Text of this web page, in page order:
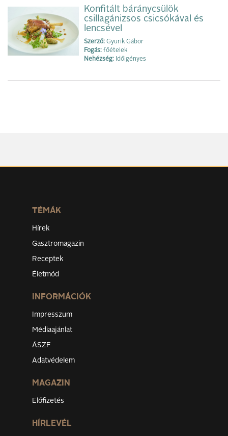
Konfitált báránycsülök
csillagánizsos csicsókával és
lencsével
Szerző: Gyurik Gábor
Fogás: főételek
Nehézség: Időigényes
TÉMÁK
Hírek
Gasztromagazin
Receptek
Életmód
INFORMÁCIÓK
Impresszum
Médiaajánlat
ÁSZF
Adatvédelem
MAGAZIN
Előfizetés
HÍRLEVÉL